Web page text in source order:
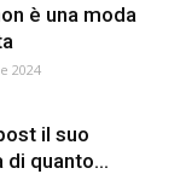
è una moda
2024
il suo
di quanto...